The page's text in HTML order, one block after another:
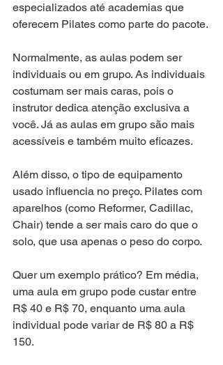
especializados até academias que
oferecem Pilates como parte do pacote.
Normalmente, as aulas podem ser
individuais ou em grupo. As individuais
costumam ser mais caras, pois o
instrutor dedica atenção exclusiva a
você. Já as aulas em grupo são mais
acessíveis e também muito eficazes.
Além disso, o tipo de equipamento
usado influencia no preço. Pilates com
aparelhos (como Reformer, Cadillac,
Chair) tende a ser mais caro do que o
solo, que usa apenas o peso do corpo.
Quer um exemplo prático? Em média,
uma aula em grupo pode custar entre
R$ 40 e R$ 70, enquanto uma aula
individual pode variar de R$ 80 a R$
150.